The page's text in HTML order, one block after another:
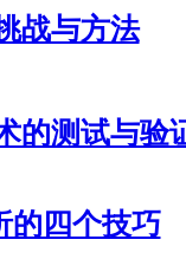
战与方法
的测试与验
的四个技巧